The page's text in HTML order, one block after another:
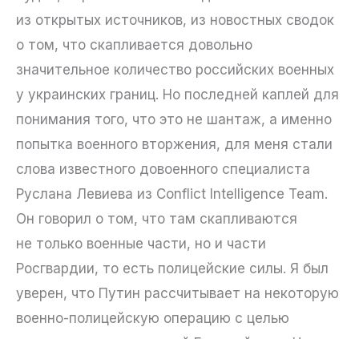
из открытых источников, из новостных сводок
о том, что скапливается довольно
значительное количество российских военных
у украинских границ. Но последней каплей для
понимания того, что это не шантаж, а именно
попытка военного вторжения, для меня стали
слова известного довоенного специалиста
Руслана Левиева из Conflict Intelligence Team.
Он говорил о том, что там скапливаются
не только военные части, но и части
Росгвардии, то есть полицейские силы. Я был
уверен, что Путин рассчитывает на некоторую
военно-полицейскую операцию с целью